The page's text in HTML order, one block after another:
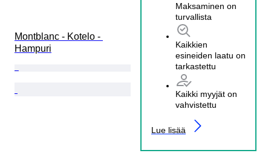
Maksaminen on
turvallista
Kaikkien
esineiden laatu on
tarkastettu
Kaikki myyjät on
vahvistettu
Lue lisää
Montblanc - Kotelo -
Hampuri